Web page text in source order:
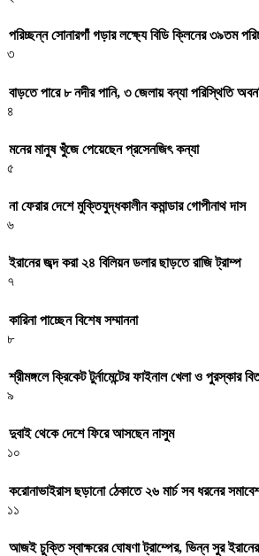
পরিচ্ছন্ন সোনারগাঁ গড়ার লক্ষ্যে বিডি ক্লিনের ৩৯তম
৩
বাড়তে পারে ৮ নদীর পানি, ৩ জেলায় বন্যা পরিস্থিতি
৪
মনের মানুষ খুঁজে পেয়েছেন প্রসেনজিৎ কন্যা
৫
না ফেরার দেশে মুক্তিযুদ্ধকালীন কমান্ডার গোপীনাথ দাস
৬
ইরানের জব্দ করা ২৪ বিলিয়ন ডলার ছাড়তে রাজি ট্রাম্প
৭
কারিনা পাচ্ছেন বিশেষ সম্মাননা
৮
শ্রীমঙ্গলে ক্রিকেট টুর্নামেন্টের ফাইনাল খেলা ও পুরস্কার
৯
দুবাই থেকে দেশে ফিরে আসছেন নাসুম
১০
করোনাভাইরাস ছড়ানো ঠেকাতে ২৬ মার্চ সব ধরনের
১১
আজই চুক্তি স্বাক্ষরের ঘোষণা ট্রাম্পের, ভিন্ন সুর ইরানের